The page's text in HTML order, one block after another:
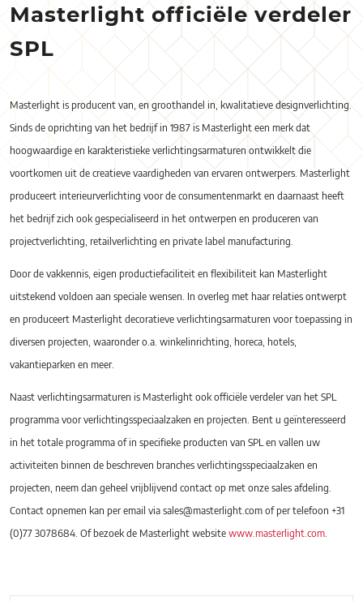
Masterlight officiële verdeler
SPL
Masterlight is producent van, en groothandel in, kwalitatieve designverlichting.
Sinds de oprichting van het bedrijf in 1987 is Masterlight een merk dat
hoogwaardige en karakteristieke verlichtingsarmaturen ontwikkelt die
voortkomen uit de creatieve vaardigheden van ervaren ontwerpers. Masterlight
produceert interieurverlichting voor de consumentenmarkt en daarnaast heeft
het bedrijf zich ook gespecialiseerd in het ontwerpen en produceren van
projectverlichting, retailverlichting en private label manufacturing.
Door de vakkennis, eigen productiefaciliteit en flexibiliteit kan Masterlight
uitstekend voldoen aan speciale wensen. In overleg met haar relaties ontwerpt
en produceert Masterlight decoratieve verlichtingsarmaturen voor toepassing in
diversen projecten, waaronder o.a. winkelinrichting, horeca, hotels,
vakantieparken en meer.
Naast verlichtingsarmaturen is Masterlight ook officiële verdeler van het SPL
programma voor verlichtingsspeciaalzaken en projecten. Bent u geïnteresseerd
in het totale programma of in specifieke producten van SPL en vallen uw
activiteiten binnen de beschreven branches verlichtingsspeciaalzaken en
projecten, neem dan geheel vrijblijvend contact op met onze sales afdeling.
Contact opnemen kan per email via sales@masterlight.com of per telefoon +31
(0)77 3078684. Of bezoek de Masterlight websitewww.masterlight.com